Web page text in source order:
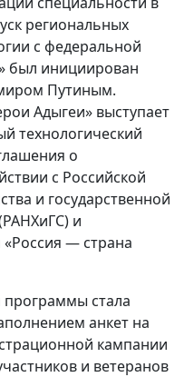
региональных
с федеральной
был инициирован
Путиным.
Адыгеи» выступает
технологический
о
с Российской
и государственной
и
— страна
стала
анкет на
кампании
и ветеранов